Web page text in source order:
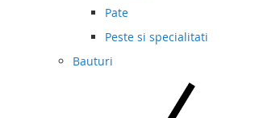
Pate
Peste si specialitati
Bauturi